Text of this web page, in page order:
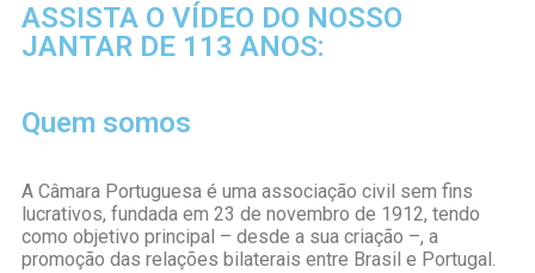
ASSISTA O VÍDEO DO NOSSO
JANTAR DE 113 ANOS:
Quem somos
A Câmara Portuguesa é uma associação civil sem fins
lucrativos, fundada em 23 de novembro de 1912, tendo
como objetivo principal – desde a sua criação –, a
promoção das relações bilaterais entre Brasil e Portugal.